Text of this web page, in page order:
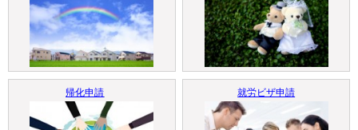
帰化申請 就労ビザ申請